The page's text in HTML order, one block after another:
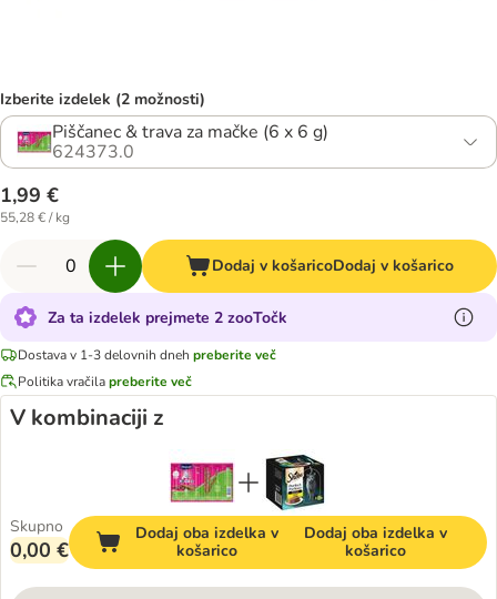
Izberite izdelek (2 možnosti)
Piščanec & trava za mačke (6 x 6 g)
624373.0
1,99 €
55,28 € / kg
Dodaj v košaricoDodaj v košarico
Za ta izdelek prejmete 2 zooTočk
Dostava v 1-3 delovnih dneh preberite več
Politika vračilapreberite več
V kombinaciji z
Skupno
0,00 €
Dodaj oba izdelka v
košarico
Dodaj oba izdelka v
košarico